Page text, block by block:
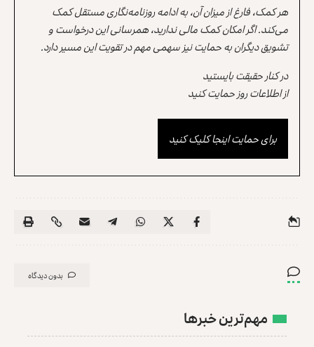
هر کمک، فارغ از میزان آن، به ادامه روزنامه‌نگاری مستقل کمک
می‌کند. اگر امکان کمک مالی ندارید، همرسانی این درخواست و
تشویق دیگران به حمایت نیز سهمی مهم در تقویت این مسیر دارد.
در کنار حقیقت بایستید
از اطلاعات روز حمایت کنید
برای حمایت اینجا کلیک کنید
بدون دیدگاه
مهم‌ترین خبرها